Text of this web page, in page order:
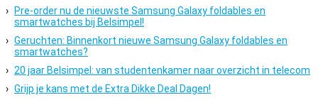
Pre-order nu de nieuwste Samsung Galaxy foldables en
smartwatches bij Belsimpel!
Geruchten: Binnenkort nieuwe Samsung Galaxy foldables en
smartwatches?
20 jaar Belsimpel: van studentenkamer naar overzicht in telecom
Grijp je kans met de Extra Dikke Deal Dagen!